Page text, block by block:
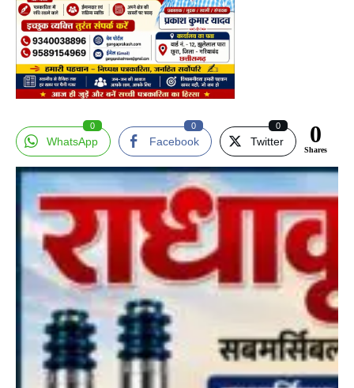
WhatsApp
0
Facebook
0
Twitter
0 0
Shares